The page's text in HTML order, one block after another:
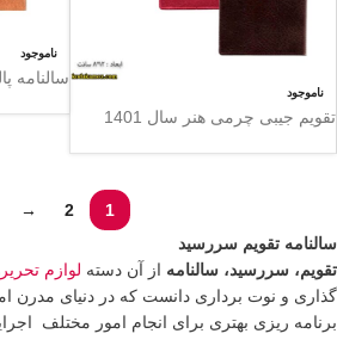
ناموجود
سالنامه
ناموجود
تقویم جیبی چرمی هنر سال 1401
1
2
→
سالنامه تقویم سررسید
تقویم، سررسید، سالنامه از آن دسته لوازم تحریر
گذاری و نوت برداری دانست که در دنیای مدرن
برنامه ریزی بهتری برای انجام امور مختلف